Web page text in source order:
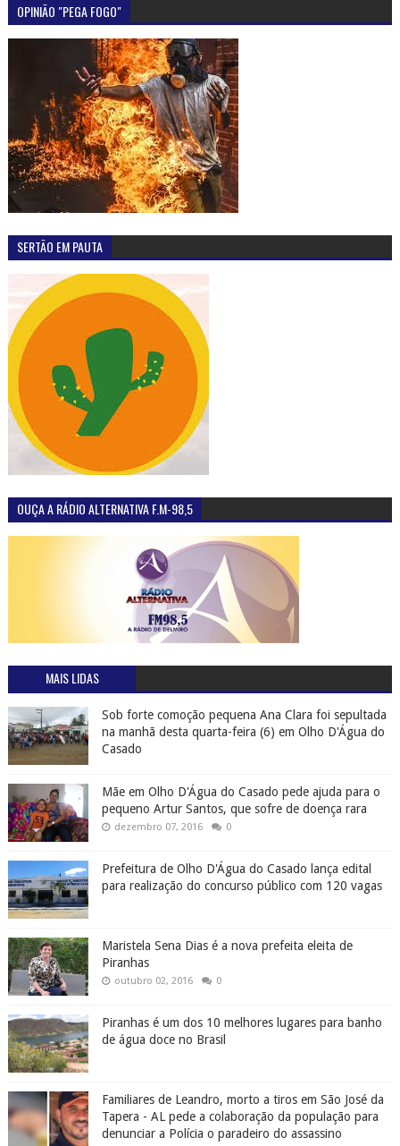
OPINIÃO "PEGA FOGO"
SERTÃO EM PAUTA
OUÇA A RÁDIO ALTERNATIVA F.M-98,5
MAIS LIDAS
Sob forte comoção pequena Ana Clara foi sepultada
na manhã desta quarta-feira (6) em Olho D'Água do
Casado
Mãe em Olho D'Água do Casado pede ajuda para o
pequeno Artur Santos, que sofre de doença rara
dezembro 07, 2016 0
Prefeitura de Olho D'Água do Casado lança edital
para realização do concurso público com 120 vagas
Maristela Sena Dias é a nova prefeita eleita de
Piranhas
outubro 02, 2016 0
Piranhas é um dos 10 melhores lugares para banho
de água doce no Brasil
Familiares de Leandro, morto a tiros em São José da
Tapera - AL pede a colaboração da população para
denunciar a Polícia o paradeiro do assassino